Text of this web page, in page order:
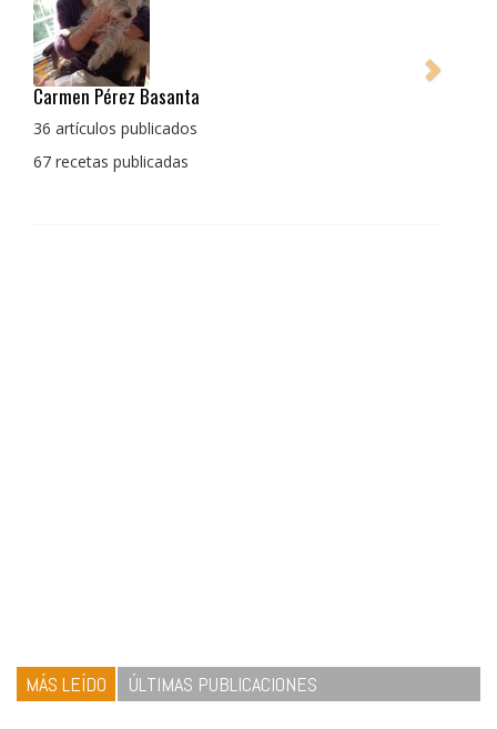
Pedro Manuel Collado Cruz
La cocina para mi es producto bien tratado sin
con un toque diferente
MÁS LEÍDO ÚLTIMAS PUBLICACIONES